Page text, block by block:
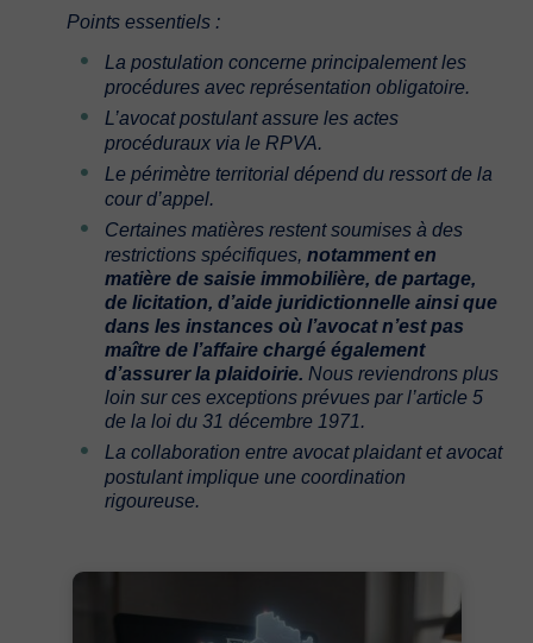
Points essentiels :
La postulation concerne principalement les
procédures avec représentation obligatoire.
L’avocat postulant assure les actes
procéduraux via le RPVA.
Le périmètre territorial dépend du ressort de la
cour d’appel.
Certaines matières restent soumises à des
restrictions spécifiques, notamment en
matière de saisie immobilière, de partage,
de licitation, d’aide juridictionnelle ainsi que
dans les instances où l’avocat n’est pas
maître de l’affaire chargé également
d’assurer la plaidoirie. Nous reviendrons plus
loin sur ces exceptions prévues par l’article 5
de la loi du 31 décembre 1971.
La collaboration entre avocat plaidant et avocat
postulant implique une coordination
rigoureuse.